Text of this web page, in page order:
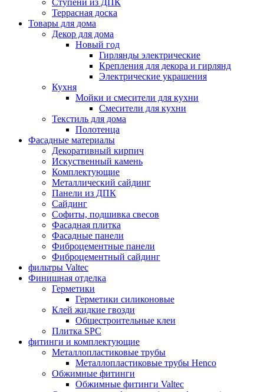
Ступени из ДПК
Террасная доска
Товары для дома
Декор для дома
Новый год
Гирлянды электрические
Крепления для декора и гирлянд
Электрические украшения
Кухня
Мойки и смесители для кухни
Смесители для кухни
Текстиль для дома
Полотенца
Фасадные материалы
Декоративный кирпич
Искуственный камень
Комплектующие
Металлический сайдинг
Панели из ДПК
Сайдинг
Софиты, подшивка свесов
Фасадная плитка
Фасадные панели
Фиброцементные панели
Фиброцементный сайдинг
фильтры Valtec
Финишная отделка
Герметики
Герметики силиконовые
Клей жидкие гвозди
Общестроительные клеи
Плитка SPC
фитинги и комплектующие
Металлопластиковые трубы
Металлопластиковые трубы Henco
Обжимные фитинги
Обжимные фитинги Valtec